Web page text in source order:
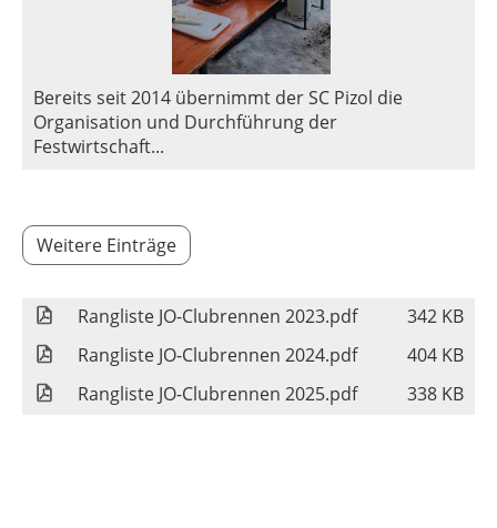
Bereits seit 2014 übernimmt der SC Pizol die
Organisation und Durchführung der
Festwirtschaft...
Weitere Einträge
Rangliste JO-Clubrennen 2023.pdf
342 KB
Rangliste JO-Clubrennen 2024.pdf
404 KB
Rangliste JO-Clubrennen 2025.pdf
338 KB